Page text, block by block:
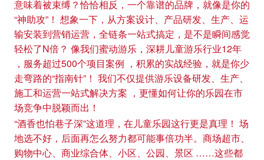
意味着被束缚？恰恰相反，一个靠谱的品牌，就像是你的
“神助攻”！ 想象一下，从方案设计、产品研发、生产、运
输安装到营销运营，全链条一站式搞定，是不是瞬间感觉
轻松了N倍？ 像我们蜜动游乐，深耕儿童游乐行业12年
，服务超过500个项目案例 ，积累的实战经验，就是你少
走弯路的“指南针”！ 我们不仅提供游乐设备研发、生产、
施工和运营一站式解决方案 ，更懂如何让你的乐园在市
场竞争中脱颖而出！
“酒香也怕巷子深”这道理，在儿童乐园这行更是真理！ 场
地选不好，后面再怎么努力都可能事倍功半。商场超市、
购物中心、商业综合体、小区、公园、景区 ……这些都